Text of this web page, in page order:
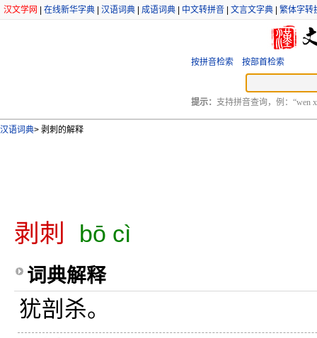
汉文学网 在线新华字典 汉语词典 成语词典 中文转拼音 文言文字典 繁体字转
按拼音检索 按部首检索
提示： 支持拼音查询，例：“wen
汉语词典> 剥刺的解释
剥刺 bō cì
词典解释
犹剖杀。